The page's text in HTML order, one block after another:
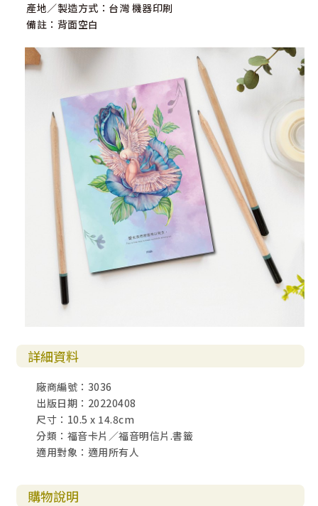
產地／製造方式：台灣 機器印刷
備註：背面空白
詳細資料
廠商編號：3036
出版日期：20220408
尺寸：10.5 x 14.8cm
分類：福音卡片／福音明信片.書籤
適用對象：適用所有人
購物說明